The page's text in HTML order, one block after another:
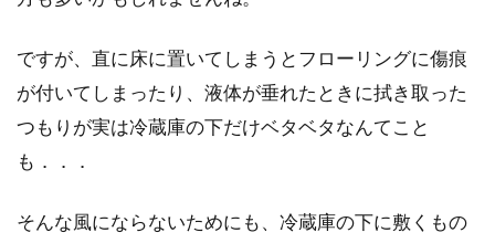
ですが、直に床に置いてしまうとフローリングに傷痕
が付いてしまったり、液体が垂れたときに拭き取った
つもりが実は冷蔵庫の下だけベタベタなんてこと
も．．．
そんな風にならないためにも、冷蔵庫の下に敷くもの